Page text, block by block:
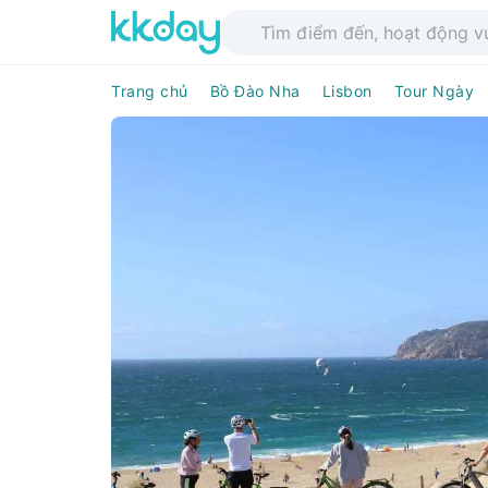
Trang chủ Bồ Đào Nha Lisbon Tour Ngày